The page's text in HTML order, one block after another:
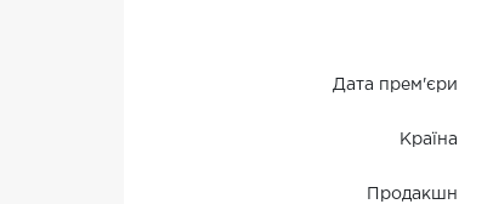
Дата прем'єри
Країна
Продакшн